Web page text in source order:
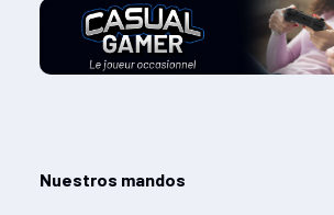
Nuestros mandos